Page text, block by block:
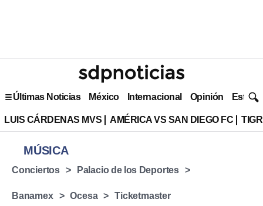
Últimas Noticias México Internacional Opinión Estilo
LUIS CÁRDENAS MVS AMÉRICA VS SAN DIEGO FC
MÚSICA
Conciertos Palacio de los Deportes
Banamex Ocesa Ticketmaster